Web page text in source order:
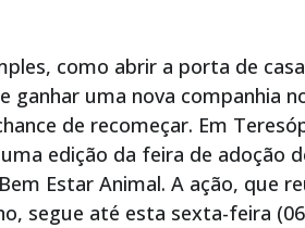
como abrir a porta de
ganhar uma nova companhia
de recomeçar. Em
edição da feira de adoção
Estar Animal. A ação, que
segue até esta sexta-feira